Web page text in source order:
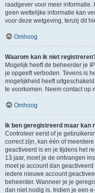
raadgever voor meer informatie.
geen wettelijke informatie kan
voor deze wetgeving, tenzij dit
Omhoog
Waarom kan ik niet
Mogelijk heeft de beheerder je
je opgeeft verboden. Tevens is
mogelijkheid heeft
te voorkomen. Neem contact op
Omhoog
Ik ben geregistreerd maar kan
Controleer eerst of je
correct zijn, kan één of
geactiveerd is en je tijdens het
13 jaar, moet je de ontvangen
moet je account dan
iedere nieuwe account
beheerder. Wanneer je je
dan niet nodig is. Indien je een